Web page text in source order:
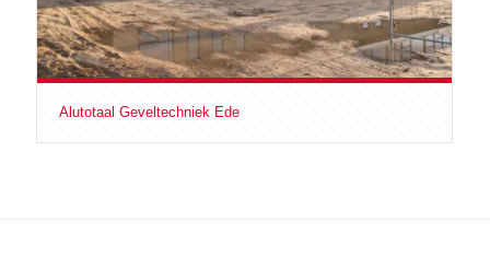
Alutotaal Geveltechniek Ede